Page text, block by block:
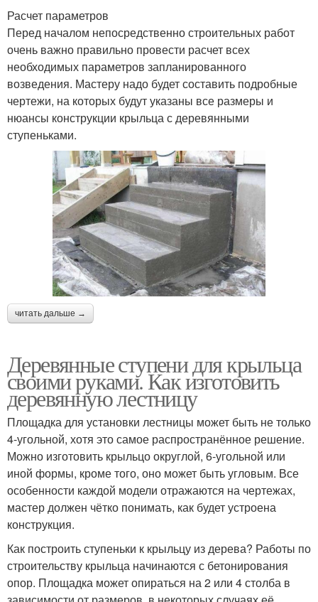
Расчет параметров
Перед началом непосредственно строительных работ
очень важно правильно провести расчет всех
необходимых параметров запланированного
возведения. Мастеру надо будет составить подробные
чертежи, на которых будут указаны все размеры и
нюансы конструкции крыльца с деревянными
ступеньками.
читать дальше →
Деревянные ступени для крыльца
своими руками. Как изготовить
деревянную лестницу
Площадка для установки лестницы может быть не только
4-угольной, хотя это самое распространённое решение.
Можно изготовить крыльцо округлой, 6-угольной или
иной формы, кроме того, оно может быть угловым. Все
особенности каждой модели отражаются на чертежах,
мастер должен чётко понимать, как будет устроена
конструкция.
Как построить ступеньки к крыльцу из дерева? Работы по
строительству крыльца начинаются с бетонирования
опор. Площадка может опираться на 2 или 4 столба в